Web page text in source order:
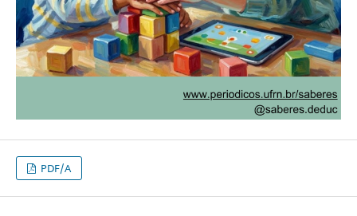
PDF/A